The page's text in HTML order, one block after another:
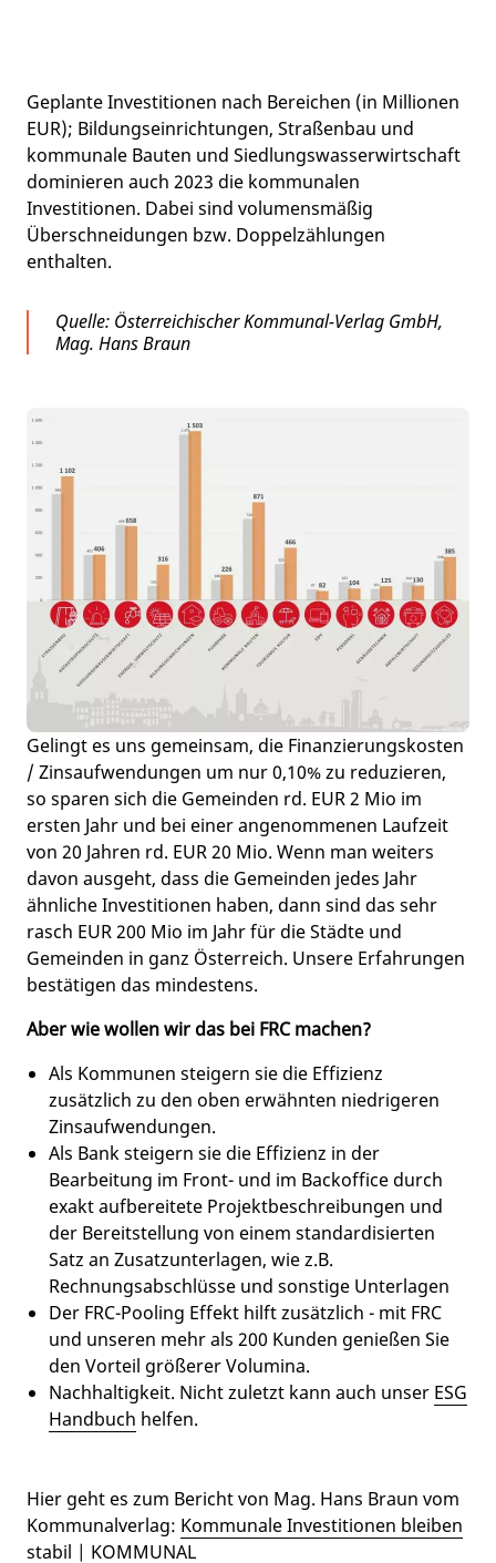
Geplante Investitionen nach Bereichen (in Millionen
EUR); Bildungseinrichtungen, Straßenbau und
kommunale Bauten und Siedlungswasserwirtschaft
dominieren auch 2023 die kommunalen
Investitionen. Dabei sind volumensmäßig
Überschneidungen bzw. Doppelzählungen
enthalten.
Quelle: Österreichischer Kommunal-Verlag GmbH,
Mag. Hans Braun
Gelingt es uns gemeinsam, die Finanzierungskosten
/ Zinsaufwendungen um nur 0,10% zu reduzieren,
so sparen sich die Gemeinden rd. EUR 2 Mio im
ersten Jahr und bei einer angenommenen Laufzeit
von 20 Jahren rd. EUR 20 Mio. Wenn man weiters
davon ausgeht, dass die Gemeinden jedes Jahr
ähnliche Investitionen haben, dann sind das sehr
rasch EUR 200 Mio im Jahr für die Städte und
Gemeinden in ganz Österreich. Unsere Erfahrungen
bestätigen das mindestens.
Aber wie wollen wir das bei FRC machen?
Als Kommunen steigern sie die Effizienz
zusätzlich zu den oben erwähnten niedrigeren
Zinsaufwendungen.
Als Bank steigern sie die Effizienz in der
Bearbeitung im Front- und im Backoffice durch
exakt aufbereitete Projektbeschreibungen und
der Bereitstellung von einem standardisierten
Satz an Zusatzunterlagen, wie z.B.
Rechnungsabschlüsse und sonstige Unterlagen
Der FRC-Pooling Effekt hilft zusätzlich - mit FRC
und unseren mehr als 200 Kunden genießen Sie
den Vorteil größerer Volumina.
Nachhaltigkeit. Nicht zuletzt kann auch unser ESG
Handbuch helfen.
Hier geht es zum Bericht von Mag. Hans Braun vom
Kommunalverlag: Kommunale Investitionen bleiben
stabil | KOMMUNAL